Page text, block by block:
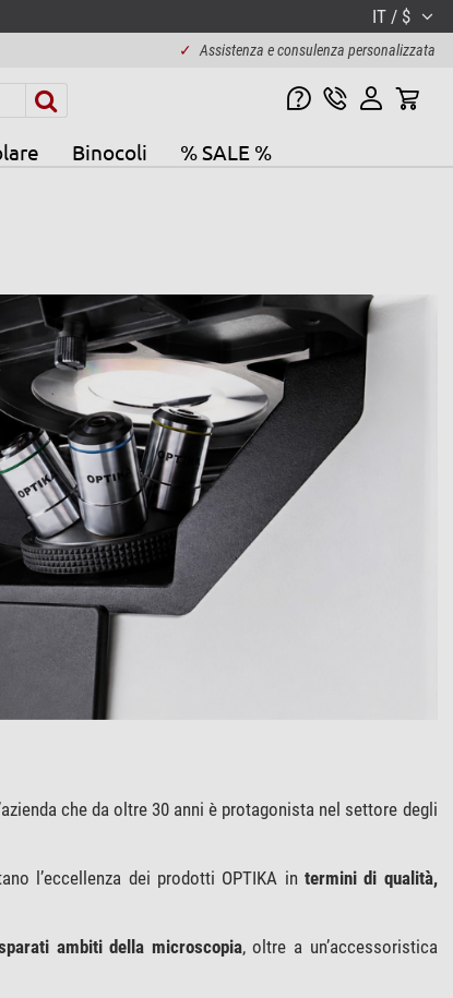
IT / $
✓ Assistenza e consulenza personalizzata
Binocoli % SALE %
che da oltre 30 anni è protagonista nel settore degli
l’eccellenza dei prodotti OPTIKA in termini di qualità,
ambiti della microscopia, oltre a un’accessoristica